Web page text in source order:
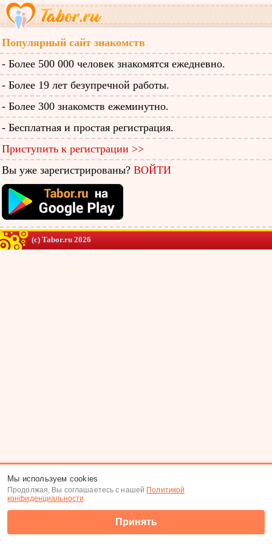
Популярный сайт знакомств
- Более 500 000 человек знакомятся ежедневно.
- Более 19 лет безупречной работы.
- Более 300 знакомств ежеминутно.
- Бесплатная и простая регистрация.
Приступить к регистрации >>
Вы уже зарегистрированы? ВОЙТИ
(c) Tabor.ru 2026
Мы используем cookies
Продолжая, Вы соглашаетесь с нашей Политикой
конфиденциальности.
Принять